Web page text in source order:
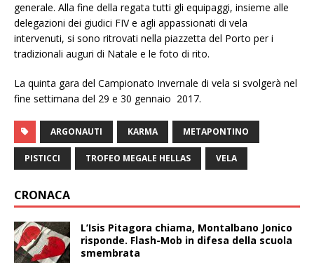
generale. Alla fine della regata tutti gli equipaggi, insieme alle
delegazioni dei giudici FIV e agli appassionati di vela
intervenuti, si sono ritrovati nella piazzetta del Porto per i
tradizionali auguri di Natale e le foto di rito.
La quinta gara del Campionato Invernale di vela si svolgerà nel
fine settimana del 29 e 30 gennaio 2017.
ARGONAUTI KARMA METAPONTINO
PISTICCI TROFEO MEGALE HELLAS VELA
CRONACA
L’Isis Pitagora chiama, Montalbano Jonico
risponde. Flash-Mob in difesa della scuola
smembrata